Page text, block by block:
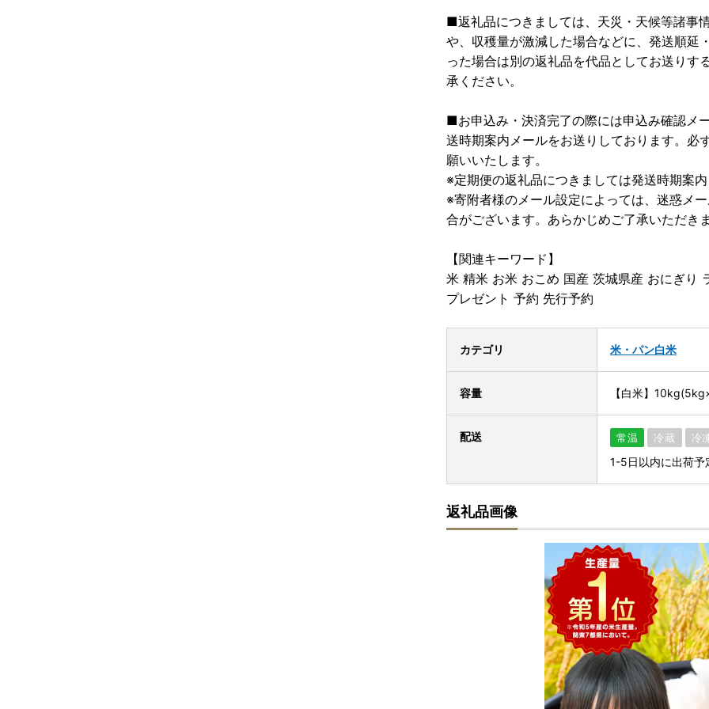
■返礼品につきましては、天災・天候等諸事
や、収穫量が激減した場合などに、発送順延
った場合は別の返礼品を代品としてお送り
承ください。
■お申込み・決済完了の際には申込み確認メ
送時期案内メールをお送りしております。必
願いいたします。
※定期便の返礼品につきましては発送時期案
※寄附者様のメール設定によっては、迷惑メ
合がございます。あらかじめご了承いただき
【関連キーワード】
米 精米 お米 おこめ 国産 茨城県産 おにぎり
プレゼント 予約 先行予約
カテゴリ 米・パン白米
容量 【白米】
配送 常温 冷蔵 冷
1-5日以内に出荷予
返礼品画像